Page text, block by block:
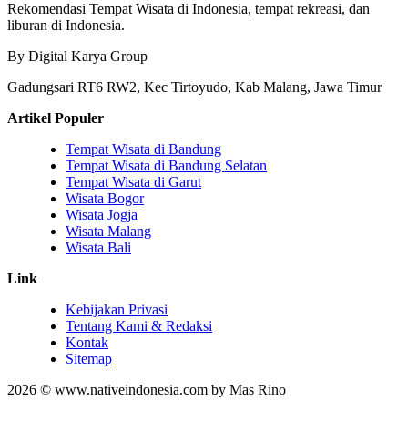
Rekomendasi Tempat Wisata di Indonesia, tempat rekreasi, dan
liburan di Indonesia.
By Digital Karya Group
Gadungsari RT6 RW2, Kec Tirtoyudo, Kab Malang, Jawa Timur
Artikel Populer
Tempat Wisata di Bandung
Tempat Wisata di Bandung Selatan
Tempat Wisata di Garut
Wisata Bogor
Wisata Jogja
Wisata Malang
Wisata Bali
Link
Kebijakan Privasi
Tentang Kami & Redaksi
Kontak
Sitemap
2026 © www.nativeindonesia.com by Mas Rino